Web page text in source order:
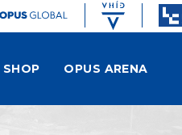
SHOP OPUS ARENA